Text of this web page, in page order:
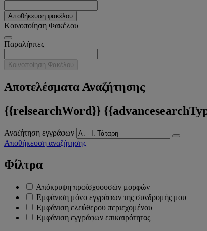
Αποθήκευση φακέλου
Κοινοποίηση Φακέλου
Παραλήπτες
Κοινοποίηση Φακέλου
Αποτελέσματα Αναζήτησης
{{relsearchWord}}
Αναζήτηση εγγράφων
Αποθήκευση αναζήτησης
Φίλτρα
Απόκρυψη προϊσχυουσών μορφών
Εμφάνιση μόνο εγγράφων της συνδρομής μου
Εμφάνιση ελεύθερου περιεχομένου
Εμφάνιση εγγράφων επικαιρότητας